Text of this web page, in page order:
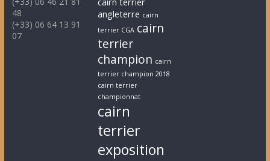
48
(+33) 06 64 13 91
07
cairn terrier
angleterre cairn
terrier CGA cairn
terrier
champion cairn
terrier champion 2018
cairn terrier
championnat
cairn
terrier
exposition